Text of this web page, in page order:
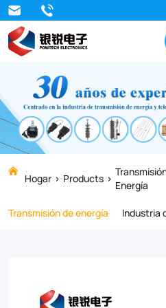
Secure
your
power
lines
and
structures
with
our
Straight
Bolts.
Hogar Products
Energía
Transmisión de energía
Industria